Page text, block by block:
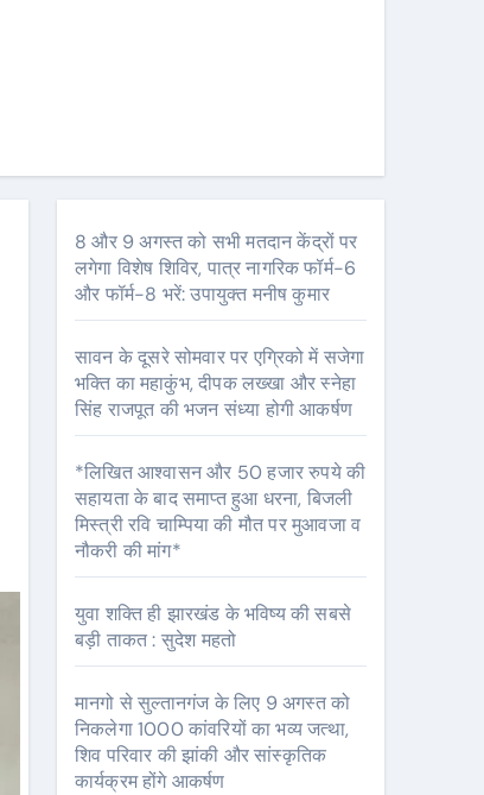
8 और 9 अगस्त को सभी मतदान केंद्रों पर
लगेगा विशेष शिविर, पात्र नागरिक फॉर्म-6
और फॉर्म-8 भरें: उपायुक्त मनीष कुमार
सावन के दूसरे सोमवार पर एग्रिको में सजेगा
भक्ति का महाकुंभ, दीपक लख्खा और स्नेहा
सिंह राजपूत की भजन संध्या होगी आकर्षण
*लिखित आश्वासन और 50 हजार रुपये की
सहायता के बाद समाप्त हुआ धरना, बिजली
मिस्त्री रवि चाम्पिया की मौत पर मुआवजा व
नौकरी की मांग*
युवा शक्ति ही झारखंड के भविष्य की सबसे
बड़ी ताकत : सुदेश महतो
मानगो से सुल्तानगंज के लिए 9 अगस्त को
निकलेगा 1000 कांवरियों का भव्य जत्था,
शिव परिवार की झांकी और सांस्कृतिक
कार्यक्रम होंगे आकर्षण